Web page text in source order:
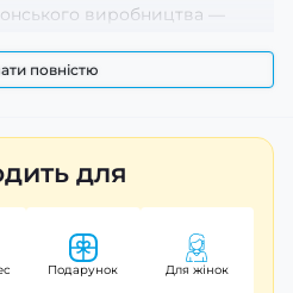
виробництва —
виконанні — додає
повністю
для
Подарунок Для жінок